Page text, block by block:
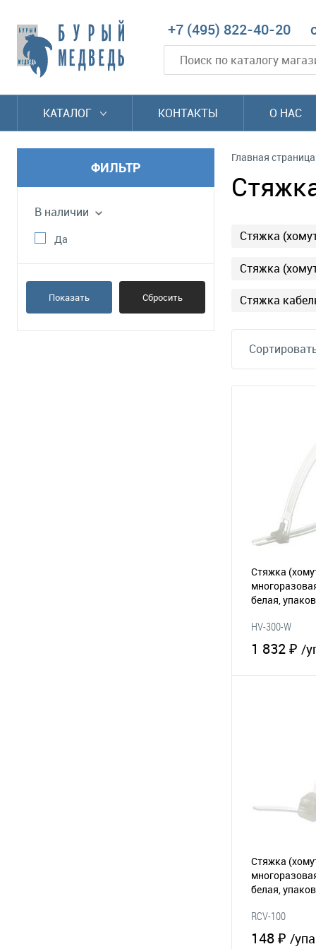
+7 (495) 822-40-20
КАТАЛОГ КОНТАКТЫ О НАС
ФИЛЬТР
В наличии
Да
Показать Сбросить
Главная страница
Стяжка
Стяжка
Стяжка
Стяжка
белая,
HV-300-W
1 832 ₽ /
Стяжка
белая,
RCV-100
148 ₽ /